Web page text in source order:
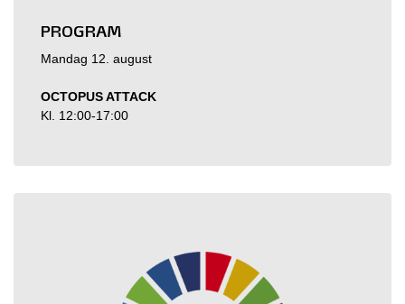
PROGRAM
Mandag 12. august
OCTOPUS ATTACK
Kl. 12:00-17:00